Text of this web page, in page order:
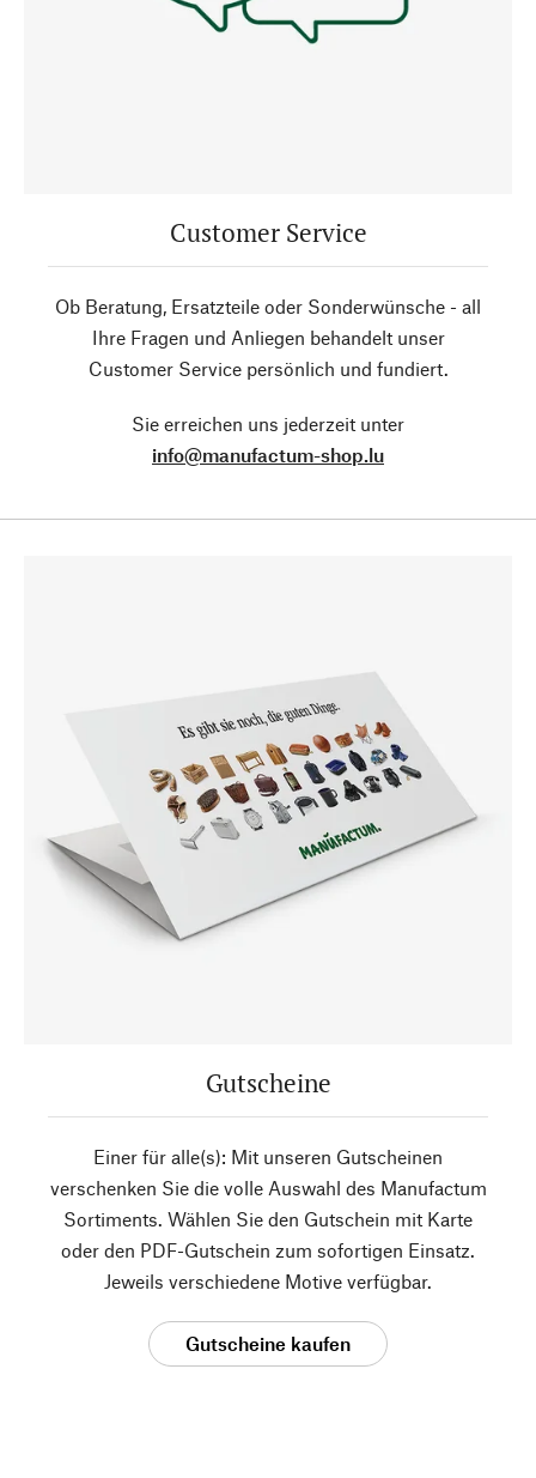
Customer Service
Ob Beratung, Ersatzteile oder Sonderwünsche - all
Ihre Fragen und Anliegen behandelt unser
Customer Service persönlich und fundiert.
Sie erreichen uns jederzeit unter
info@manufactum-shop.lu
Gutscheine
Einer für alle(s): Mit unseren Gutscheinen
verschenken Sie die volle Auswahl des Manufactum
Sortiments. Wählen Sie den Gutschein mit Karte
oder den PDF-Gutschein zum sofortigen Einsatz.
Jeweils verschiedene Motive verfügbar.
Gutscheine kaufen